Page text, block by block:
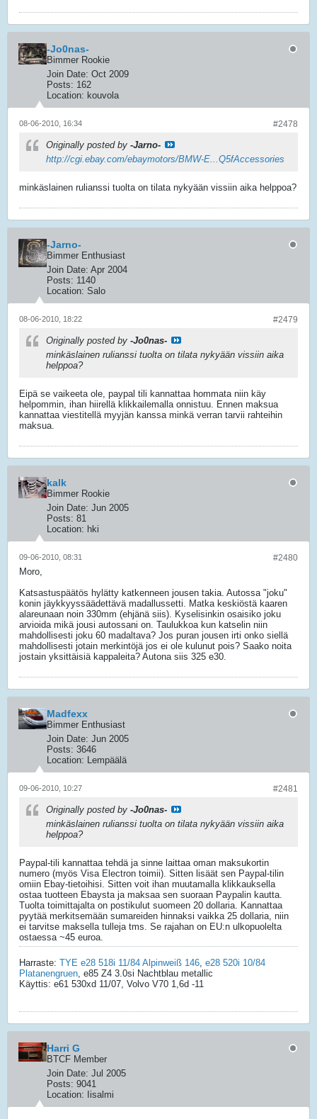
-Jo0nas-
Bimmer Rookie
Join Date: Oct 2009
Posts: 162
Location: kouvola
#2478
08-06-2010, 16:34
Originally posted by -Jarno-
http://cgi.ebay.com/ebaymotors/BMW-E...Q5fAccessories
minkäslainen rulianssi tuolta on tilata nykyään vissiin aika helppoa?
-Jarno-
Bimmer Enthusiast
Join Date: Apr 2004
Posts: 1140
Location: Salo
#2479
08-06-2010, 18:22
Originally posted by -Jo0nas-
minkäslainen rulianssi tuolta on tilata nykyään vissiin aika
helppoa?
Eipä se vaikeeta ole, paypal tili kannattaa hommata niin käy
helpommin, ihan hiirellä klikkailemalla onnistuu. Ennen maksua
kannattaa viestitellä myyjän kanssa minkä verran tarvii rahteihin
maksua.
kalk
Bimmer Rookie
Join Date: Jun 2005
Posts: 81
Location: hki
#2480
09-06-2010, 08:31
Moro,
Katsastuspäätös hylätty katkenneen jousen takia. Autossa "joku"
konin jäykkyyssäädettävä madallussetti. Matka keskiöstä kaaren
alareunaan noin 330mm (ehjänä siis). Kyselisinkin osaisiko joku
arvioida mikä jousi autossani on. Taulukkoa kun katselin niin
mahdollisesti joku 60 madaltava? Jos puran jousen irti onko siellä
mahdollisesti jotain merkintöjä jos ei ole kulunut pois? Saako noita
jostain yksittäisiä kappaleita? Autona siis 325 e30.
Madfexx
Bimmer Enthusiast
Join Date: Jun 2005
Posts: 3646
Location: Lempäälä
#2481
09-06-2010, 10:27
Originally posted by -Jo0nas-
minkäslainen rulianssi tuolta on tilata nykyään vissiin aika
helppoa?
Paypal-tili kannattaa tehdä ja sinne laittaa oman maksukortin
numero (myös Visa Electron toimii). Sitten lisäät sen Paypal-tilin
omiin Ebay-tietoihisi. Sitten voit ihan muutamalla klikkauksella
ostaa tuotteen Ebaysta ja maksaa sen suoraan Paypalin kautta.
Tuolta toimittajalta on postikulut suomeen 20 dollaria. Kannattaa
pyytää merkitsemään sumareiden hinnaksi vaikka 25 dollaria, niin
ei tarvitse maksella tulleja tms. Se rajahan on EU:n ulkopuolelta
ostaessa ~45 euroa.
Harraste: TYE e28 518i 11/84 Alpinweiß 146, e28 520i 10/84
Platanengruen, e85 Z4 3.0si Nachtblau metallic
Käyttis: e61 530xd 11/07, Volvo V70 1,6d -11
Harri G
BTCF Member
Join Date: Jul 2005
Posts: 9041
Location:
Iisalmi